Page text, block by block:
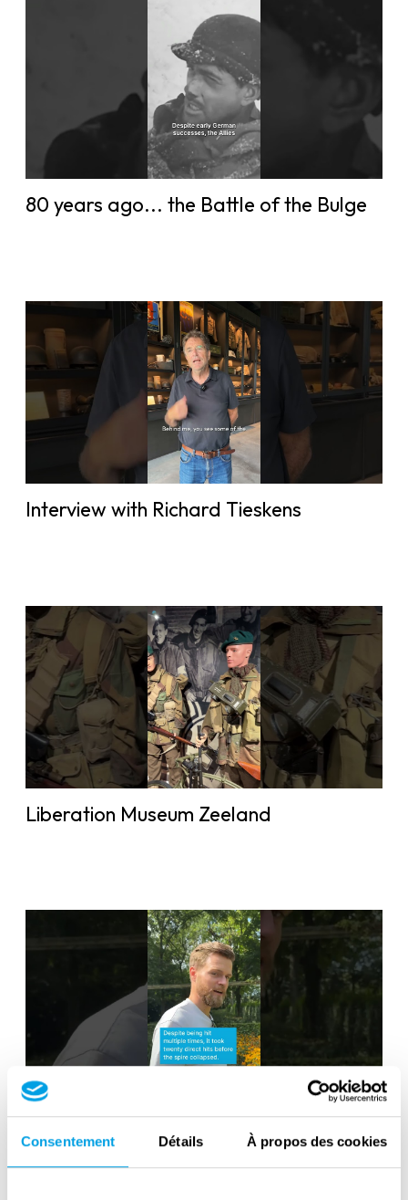
Consentement Détails À propos des cookies
80 years ago... the Battle of the Bulge
Interview with Richard Tieskens
Liberation Museum Zeeland
Battle of the Scheldt Axel and Hulst